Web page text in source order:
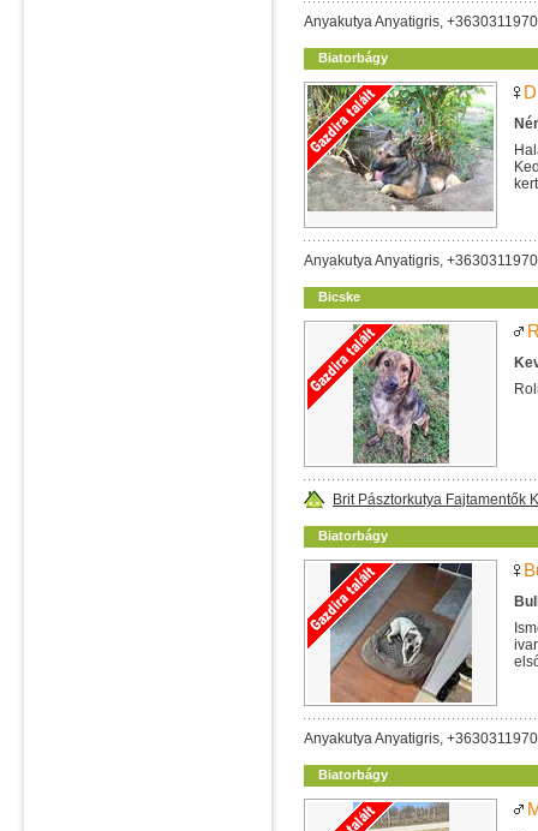
Anyakutya Anyatigris,
Biatorbágy
Anyakutya Anyatigris,
Bicske
Brit Pásztorkutya Fajtamentők
Biatorbágy
Anyakutya Anyatigris,
Biatorbágy